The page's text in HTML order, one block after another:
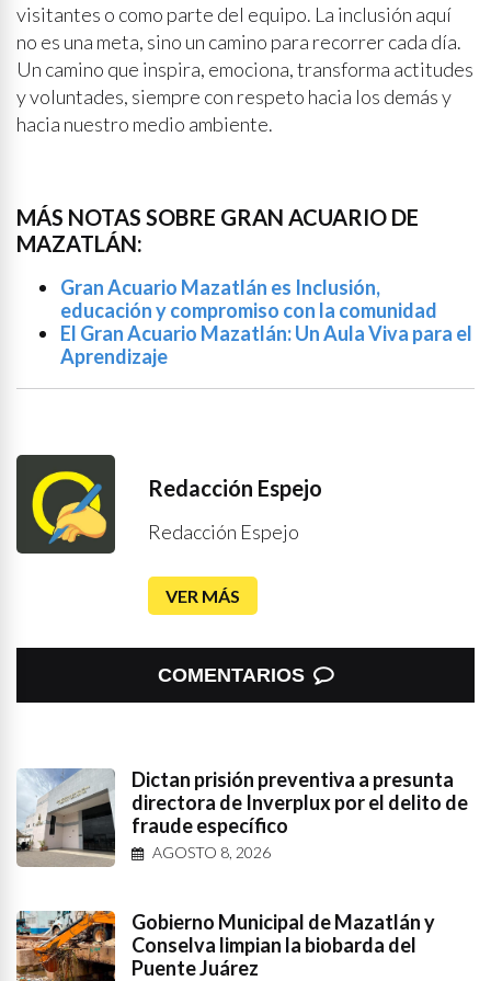
visitantes o como parte del equipo. La inclusión aquí
no es una meta, sino un camino para recorrer cada día.
Un camino que inspira, emociona, transforma actitudes
y voluntades, siempre con respeto hacia los demás y
hacia nuestro medio ambiente.
MÁS NOTAS SOBRE GRAN ACUARIO DE
MAZATLÁN:
Gran Acuario Mazatlán es Inclusión,
educación y compromiso con la comunidad
El Gran Acuario Mazatlán: Un Aula Viva para el
Aprendizaje
Redacción Espejo
Redacción Espejo
VER MÁS
COMENTARIOS
Dictan prisión preventiva a presunta
directora de Inverplux por el delito de
fraude específico
AGOSTO 8, 2026
Gobierno Municipal de Mazatlán y
Conselva limpian la biobarda del
Puente Juárez